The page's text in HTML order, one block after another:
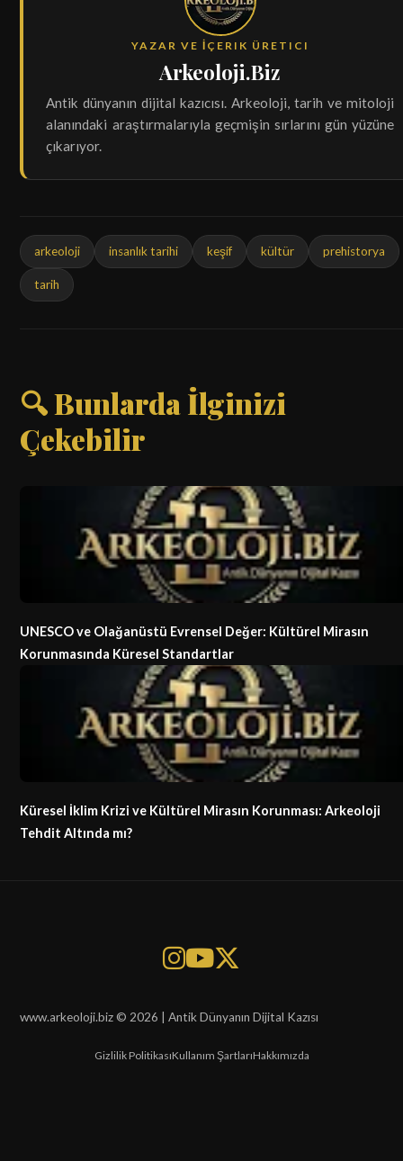
YAZAR VE İÇERIK ÜRETICI
Arkeoloji.Biz
Antik dünyanın dijital kazıcısı. Arkeoloji, tarih ve mitoloji
alanındaki araştırmalarıyla geçmişin sırlarını gün yüzüne
çıkarıyor.
arkeoloji insanlık tarihi keşif kültür prehistorya
tarih
🔍 Bunlarda İlginizi
Çekebilir
UNESCO ve Olağanüstü Evrensel Değer: Kültürel Mirasın
Korunmasında Küresel Standartlar
Küresel İklim Krizi ve Kültürel Mirasın Korunması: Arkeoloji
Tehdit Altında mı?
www.arkeoloji.biz © 2026 | Antik Dünyanın Dijital Kazısı
Gizlilik PolitikasıKullanım ŞartlarıHakkımızda